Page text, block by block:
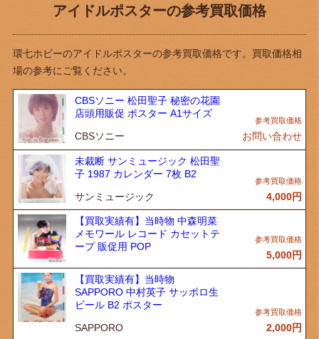
アイドルポスターの参考買取価格
環七ホビーのアイドルポスターの参考買取価格です。買取価格相
場の参考にご覧ください。
CBSソニー 松田聖子 秘密の花園
店頭用販促 ポスター A1サイズ
CBSソニー お問い合わせ
未裁断 サンミュージック 松田聖
子 1987 カレンダー 7枚 B2
サンミュージック 4,000円
【買取実績有】当時物 中森明菜
メモワール レコード カセットテ
ープ 販促用 POP
5,000円
【買取実績有】当時物
SAPPORO 中村英子 サッポロ生
ビール B2 ポスター
SAPPORO 2,000円